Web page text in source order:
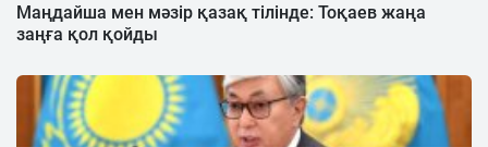
Маңдайша мен мәзір қазақ тілінде: Тоқаев жаңа
заңға қол қойды